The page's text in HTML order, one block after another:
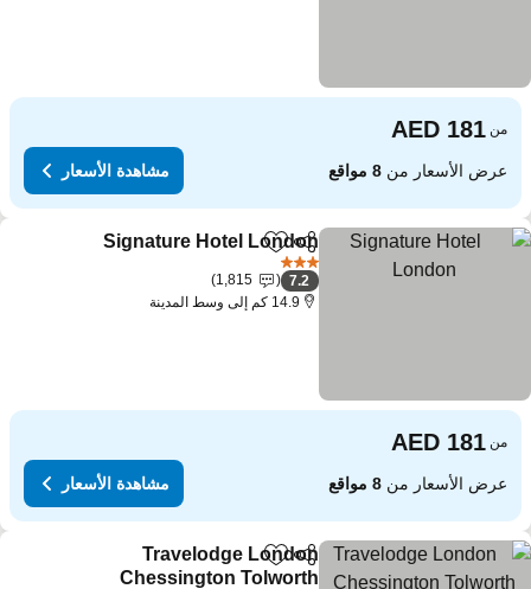
من
عرض الأسعار من8 مواقع مشاهدة الأسعار
مشاركةAdd to favorites
Signature Hotel London
7.2
1,815
14.9 كم إلى وسط المدينة
من
عرض الأسعار من8 مواقع مشاهدة الأسعار
مشاركةAdd to favorites
Travelodge London
Chessington Tolworth